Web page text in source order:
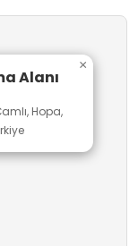
Alanı
Hopa,
×